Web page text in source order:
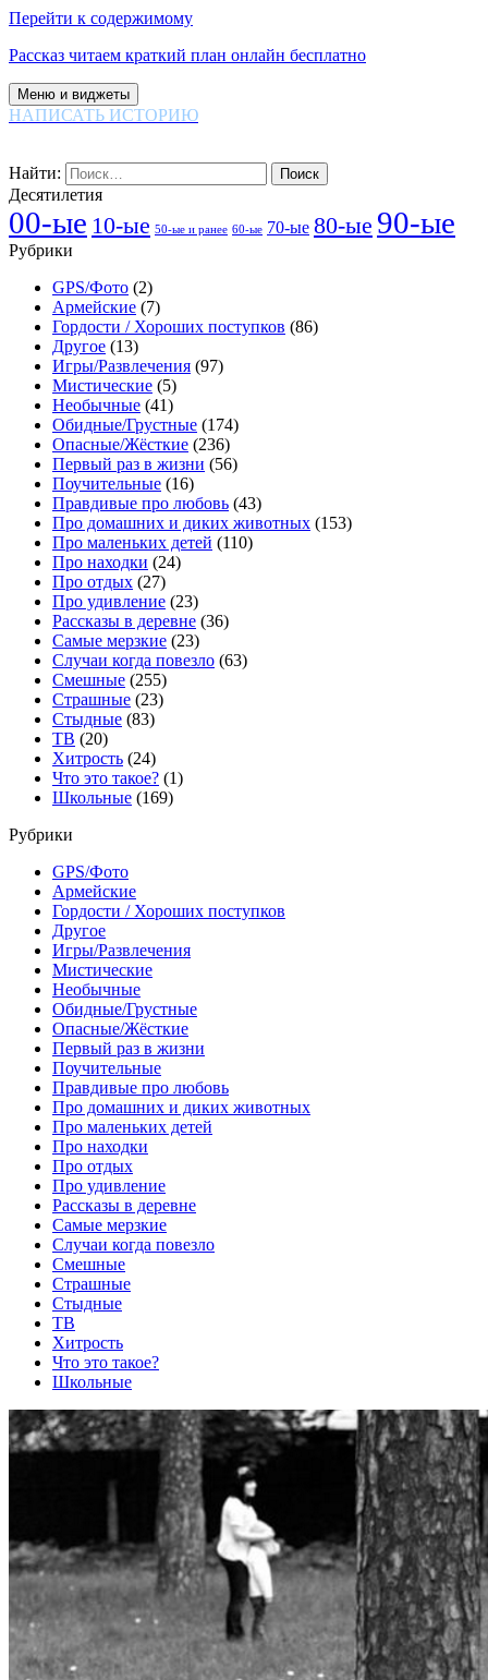
Перейти к содержимому
Рассказ читаем краткий план онлайн бесплатно
Меню и виджеты
НАПИСАТЬ ИСТОРИЮ
Найти:
Десятилетия
00-ые 10-ые 50-ые и ранее 60-ые 70-ые 80-ые 90-ые
Рубрики
GPS/Фото (2)
Армейские (7)
Гордости / Хороших поступков (86)
Другое (13)
Игры/Развлечения (97)
Мистические (5)
Необычные (41)
Обидные/Грустные (174)
Опасные/Жёсткие (236)
Первый раз в жизни (56)
Поучительные (16)
Правдивые про любовь (43)
Про домашних и диких животных (153)
Про маленьких детей (110)
Про находки (24)
Про отдых (27)
Про удивление (23)
Рассказы в деревне (36)
Самые мерзкие (23)
Случаи когда повезло (63)
Смешные (255)
Страшные (23)
Стыдные (83)
ТВ (20)
Хитрость (24)
Что это такое? (1)
Школьные (169)
Рубрики
GPS/Фото
Армейские
Гордости / Хороших поступков
Другое
Игры/Развлечения
Мистические
Необычные
Обидные/Грустные
Опасные/Жёсткие
Первый раз в жизни
Поучительные
Правдивые про любовь
Про домашних и диких животных
Про маленьких детей
Про находки
Про отдых
Про удивление
Рассказы в деревне
Самые мерзкие
Случаи когда повезло
Смешные
Страшные
Стыдные
ТВ
Хитрость
Что это такое?
Школьные